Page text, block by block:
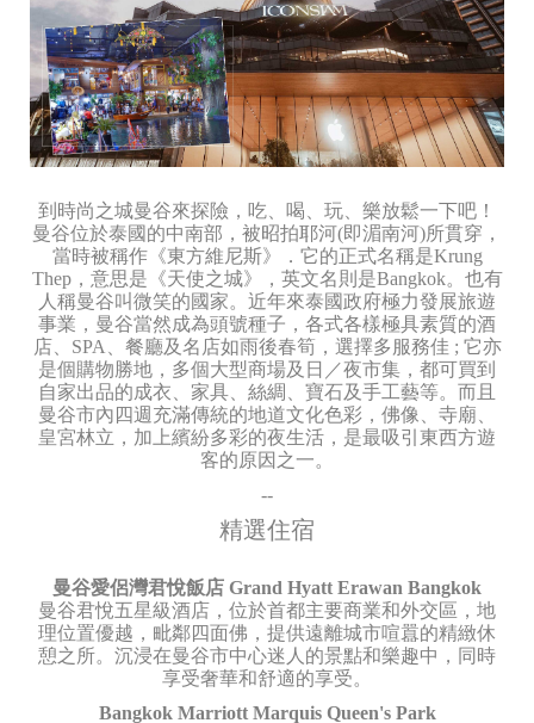
到時尚之城曼谷來探險，吃、喝、玩、樂放鬆一下吧！
曼谷位於泰國的中南部，被昭拍耶河(即湄南河)所貫穿，
當時被稱作《東方維尼斯》．它的正式名稱是Krung
Thep，意思是《天使之城》，英文名則是Bangkok。也有
人稱曼谷叫微笑的國家。近年來泰國政府極力發展旅遊
事業，曼谷當然成為頭號種子，各式各樣極具素質的酒
店、SPA、餐廳及名店如雨後春筍，選擇多服務佳 ; 它亦
是個購物勝地，多個大型商場及日／夜市集，都可買到
自家出品的成衣、家具、絲綢、寶石及手工藝等。而且
曼谷市內四週充滿傳統的地道文化色彩，佛像、寺廟、
皇宮林立，加上繽紛多彩的夜生活，是最吸引東西方遊
客的原因之一。
--
精選住宿
曼谷愛侶灣君悅飯店 Grand Hyatt Erawan Bangkok
曼谷君悅五星級酒店，位於首都主要商業和外交區，地
理位置優越，毗鄰四面佛，提供遠離城市喧囂的精緻休
憩之所。沉浸在曼谷市中心迷人的景點和樂趣中，同時
享受奢華和舒適的享受。
Bangkok Marriott Marquis Queen's Park